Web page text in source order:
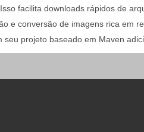
facilita downloads rápidos de
e conversão de imagens rica em
seu projeto baseado em Maven